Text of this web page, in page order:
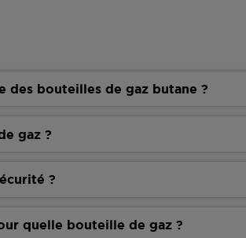
des bouteilles de gaz butane ?
gaz ?
?
quelle bouteille de gaz ?